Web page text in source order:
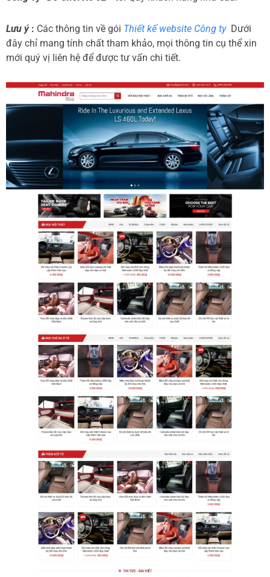
Lưu ý: Các thông tin về gói Thiết kế website Công ty Dưới
đây chỉ mang tính chất tham khảo, mọi thông tin cụ thể xin
mới quý vị liên hệ để được tư vấn chi tiết.